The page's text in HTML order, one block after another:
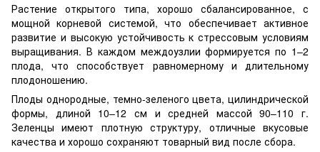
Растение открытого типа, хорошо сбалансированное, с
мощной корневой системой, что обеспечивает активное
развитие и высокую устойчивость к стрессовым условиям
выращивания. В каждом междоузлии формируется по 1–2
плода, что способствует равномерному и длительному
плодоношению.
Плоды однородные, темно-зеленого цвета, цилиндрической
формы, длиной 10–12 см и средней массой 90–110 г.
Зеленцы имеют плотную структуру, отличные вкусовые
качества и хорошо сохраняют товарный вид после сбора.